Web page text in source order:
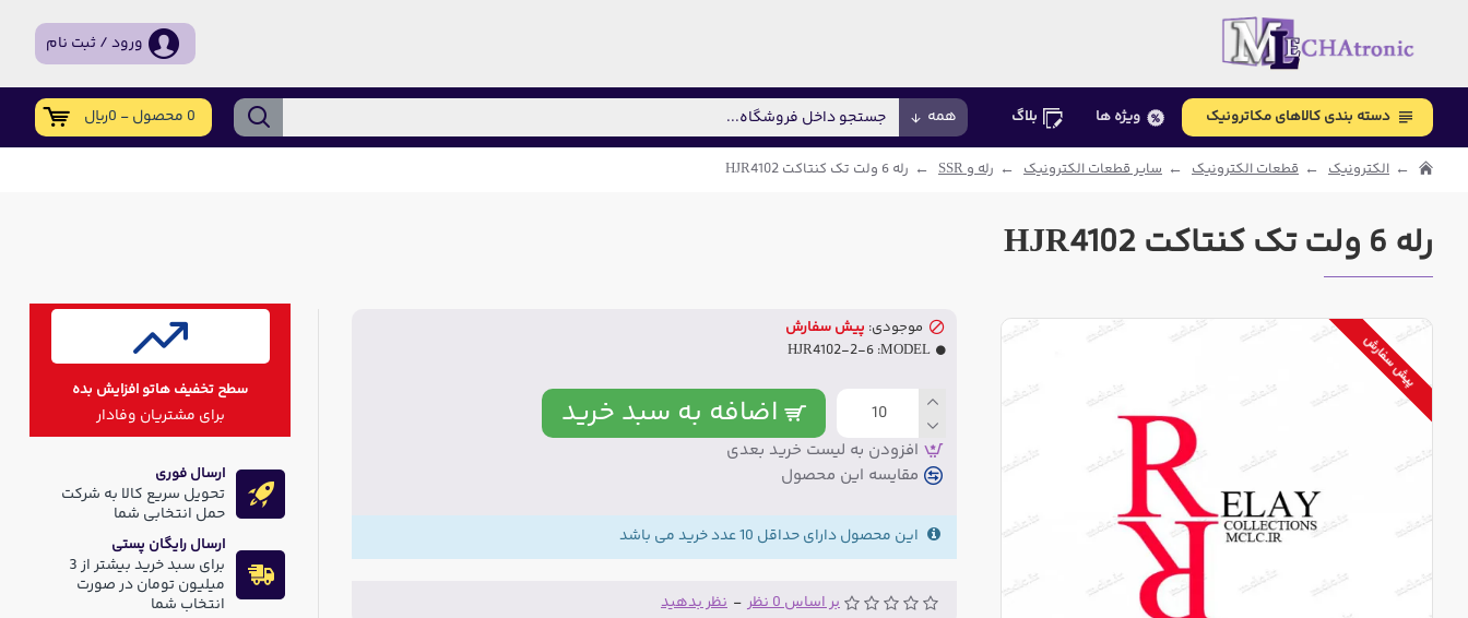
ورود / ثبت نام
دسته بندی کالاهای مکاترونیک ویژه ها بلاگ همه 0 محصول - 0ریال
الکترونیک قطعات الکترونیک سایر قطعات الکترونیک رله و SSR رله 6 ولت تک کنتاکت HJR4102
رله 6 ولت تک کنتاکت HJR4102
پیش سفارش
بر اساس 0 نظر - نظر بدهید
موجودی: پیش سفارش
MODEL:
HJR4102-2-6
اضافه به سبد خرید
افزودن به لیست خرید بعدی
مقایسه این محصول
این محصول دارای حداقل 10 عدد خرید می باشد
سطح تخفیف هاتو افزایش بده
برای مشتریان وفادار
ارسال فوری
تحویل سریع کالا به شرکت
حمل انتخابی شما
ارسال رایگان پستی
برای سبد خرید بیشتر از 3
میلیون تومان در صورت
انتخاب شما